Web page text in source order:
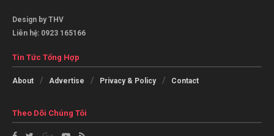
Design by THV
Liên hệ: 0923 165166
Tin Tức Tổng Hợp
About Advertise Privacy & Policy Contact
Theo Dõi Chúng Tôi